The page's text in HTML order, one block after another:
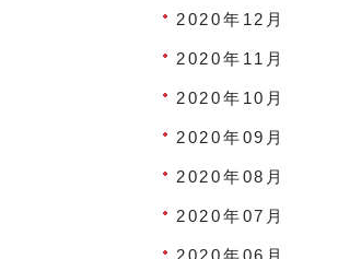
2020年12月
2020年11月
2020年10月
2020年09月
2020年08月
2020年07月
2020年06月